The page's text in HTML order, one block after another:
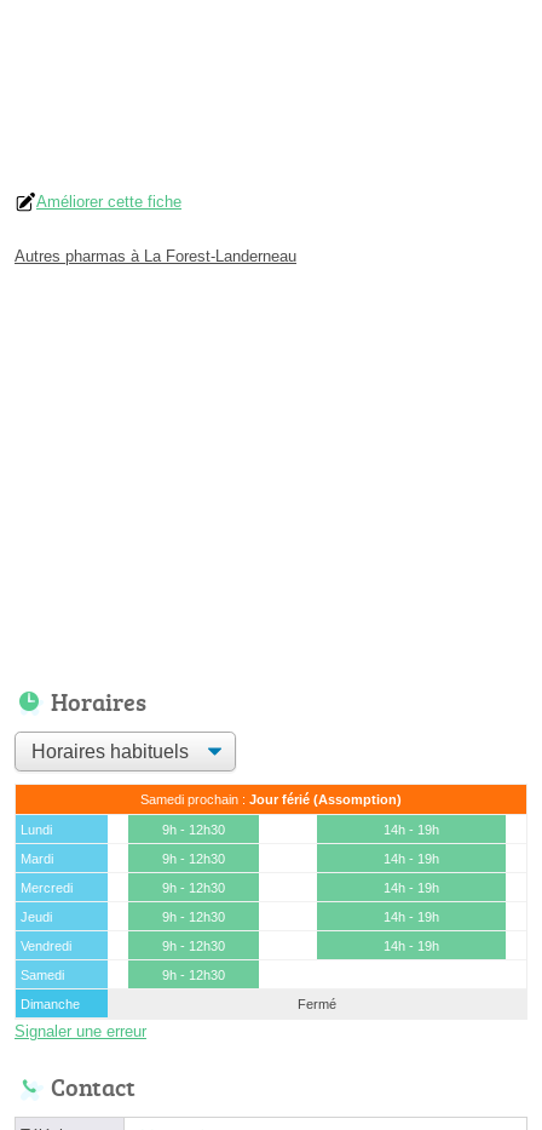
Améliorer cette fiche
Autres pharmas à La Forest-Landerneau
Horaires
Samedi prochain : Jour férié (Assomption)
Lundi 9h - 12h30
14h - 19h
Mardi
9h - 12h30
14h - 19h
Mercredi
9h - 12h30
14h - 19h
Jeudi
9h - 12h30
14h - 19h
Vendredi
9h - 12h30
14h - 19h
Samedi
9h - 12h30
Dimanche
Fermé
Signaler une erreur
Contact